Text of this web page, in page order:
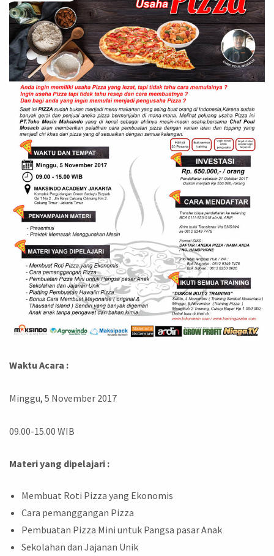
Waktu Acara :
Minggu, 5 November 2017
09.00-15.00 WIB
Materi yang dipelajari :
Membuat Roti Pizza yang Ekonomis
Cara pemanggangan Pizza
Pembuatan Pizza Mini untuk Pangsa pasar Anak
Sekolahan dan Jajanan Unik